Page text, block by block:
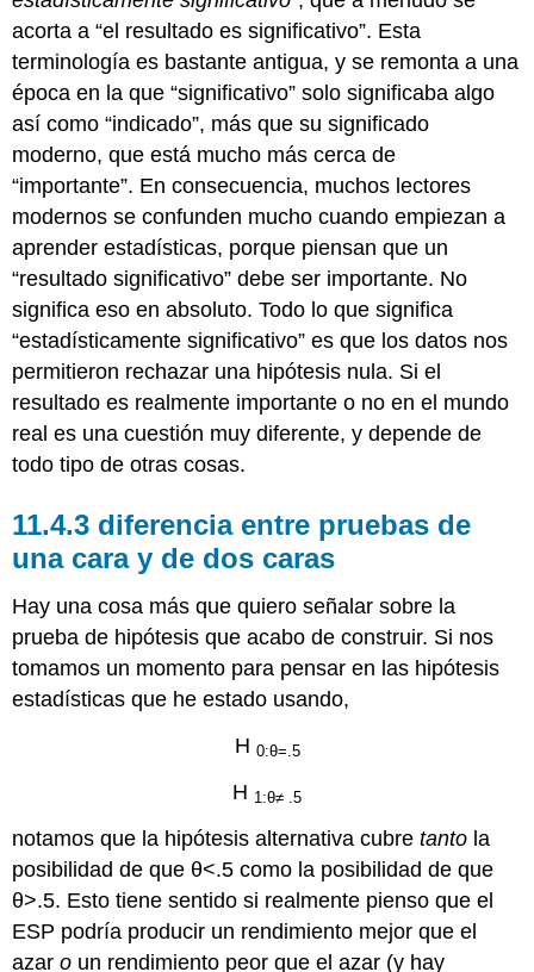
acorta a “el resultado es significativo”. Esta
terminología es bastante antigua, y se remonta a una
época en la que “significativo” solo significaba algo
así como “indicado”, más que su significado
moderno, que está mucho más cerca de
“importante”. En consecuencia, muchos lectores
modernos se confunden mucho cuando empiezan a
aprender estadísticas, porque piensan que un
“resultado significativo” debe ser importante. No
significa eso en absoluto. Todo lo que significa
“estadísticamente significativo” es que los datos nos
permitieron rechazar una hipótesis nula. Si el
resultado es realmente importante o no en el mundo
real es una cuestión muy diferente, y depende de
todo tipo de otras cosas.
diferencia entre pruebas de
una cara y de dos caras
Hay una cosa más que quiero señalar sobre la
prueba de hipótesis que acabo de construir. Si nos
tomamos un momento para pensar en las hipótesis
estadísticas que he estado usando,
H 0:θ=.5
H 1:θ≠ .5
notamos que la hipótesis alternativa cubretanto la
posibilidad de que θ<.5 como la posibilidad de que
θ>.5. Esto tiene sentido si realmente pienso que el
ESP podría producir un rendimiento mejor que el
azaro un rendimiento peor que el azar (y hay